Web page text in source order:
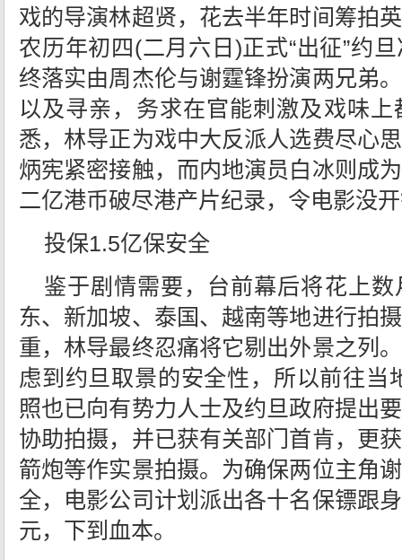
戏的导演林超贤，花去半年时间筹拍
农历年初四(二月六日)正式“出征”约
终落实由周杰伦与谢霆锋扮演两兄弟
以及寻亲，务求在官能刺激及戏味
悉，林导正为戏中大反派人选费尽心
炳宪紧密接触，而内地演员白冰则成
二亿港币破尽港产片纪录，令电影没
投保1.5亿保安全
鉴于剧情需要，台前幕后将花上
东、新加坡、泰国、越南等地进行拍
重，林导最终忍痛将它剔出外景之列
虑到约旦取景的安全性，所以前往当
照也已向有势力人士及约旦政府提出
协助拍摄，并已获有关部门首肯，更
箭炮等作实景拍摄。为确保两位主角
全，电影公司计划派出各十名保镖跟
元，下到血本。